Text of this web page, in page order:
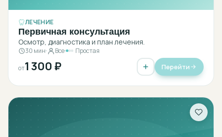
ЛЕЧЕНИЕ
Первичная консультация
Осмотр, диагностика и план лечения.
30 мин Все Простая
от1 300 ₽ Перейти